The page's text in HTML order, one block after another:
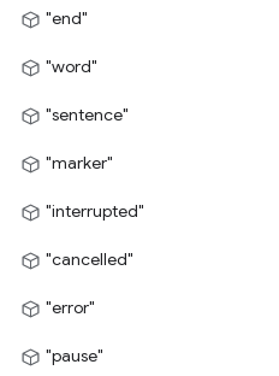
"end"
"word"
"sentence"
"marker"
"interrupted"
"cancelled"
"error"
"pause"